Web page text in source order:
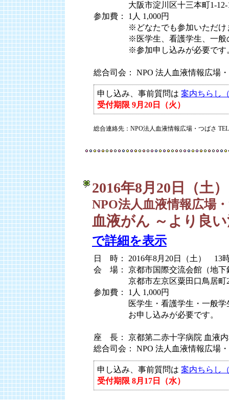
大阪市淀川区十三本町1-
参加費： 1人 1,000円
※どなたでも参加いただけ
※医学生、看護学生、一般
※参加申し込みが必要です
総合司会： NPO 法人血液情報広場
申し込み、事前質問は 案内ちらし
受付期限 9月20日（火）
総合連絡先：NPO法人血液情報広場・つばさ
2016年8月20日（土）
NPO法人血液情報広場
血液がん ～より良
で詳細を表示
日 時： 2016年8月20日（土） 13
会 場： 京都市国際交流会館（地下
京都市左京区粟田口鳥居町
参加費： 1人 1,000円
医学生・看護学生・一般学
お申し込みが必要です。
座 長： 京都第二赤十字病院 血液
総合司会： NPO 法人血液情報広場
申し込み、事前質問は 案内ちらし
受付期限 8月17日（水）